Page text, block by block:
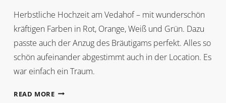
Herbstliche Hochzeit am Vedahof – mit wunderschön
kräftigen Farben in Rot, Orange, Weiß und Grün. Dazu
passte auch der Anzug des Bräutigams perfekt. Alles so
schön aufeinander abgestimmt auch in der Location. Es
war einfach ein Traum.
READ MORELISA